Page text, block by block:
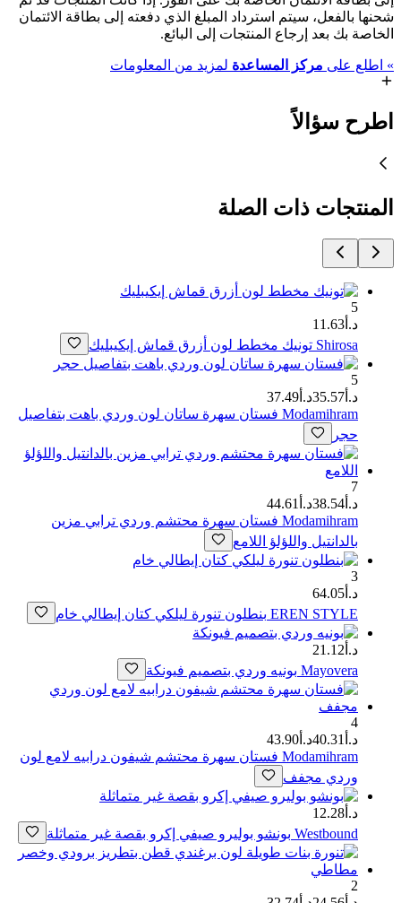
شحنها بالفعل، سيتم استرداد المبلغ الذي دفعته إلى بطاقة الائتمان
الخاصة بك بعد إرجاع المنتجات إلى البائع.
» اطلع على مركز المساعدة لمزيد من المعلومات
اطرح سؤالاً
المنتجات ذات الصلة
5
د.أ11.63
Shirosa تونيك مخطط لون أزرق قماش إيكيبليك
5
د.أ35.57
د.أ37.49
Modamihram فستان سهرة ساتان لون وردي باهت بتفاصيل
حجر
7
د.أ38.54
د.أ44.61
Modamihram فستان سهرة محتشم وردي ترابي مزين
بالدانتيل واللؤلؤ اللامع
3
د.أ64.05
EREN STYLE بنطلون تنورة ليلكي كتان إيطالي خام
د.أ21.12
Mayovera بونيه وردي بتصميم فيونكة
4
د.أ40.31
د.أ43.90
Modamihram فستان سهرة محتشم شيفون درابيه لامع لون
وردي مجفف
د.أ12.28
Westbound بونشو بوليرو صيفي إكرو بقصة غير متماثلة
2